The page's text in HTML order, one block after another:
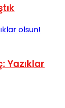
Yazıklar